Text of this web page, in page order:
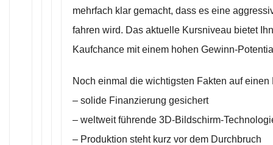
mehrfach klar gemacht, dass es eine
fahren wird. Das aktuelle Kursniveau bietet
Kaufchance mit einem hohen Gewinn-
Noch einmal die wichtigsten Fakten auf einen
– solide Finanzierung gesichert
– weltweit führende 3D-Bildschirm-
– Produktion steht kurz vor dem Durchbruch